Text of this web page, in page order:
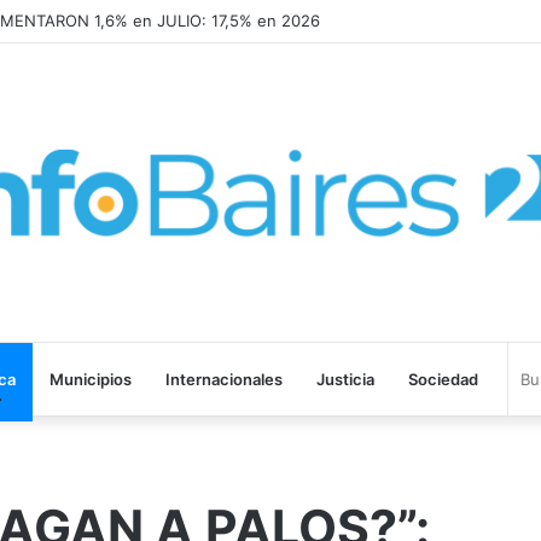
1,6% en JULIO: 17,5% en 2026
Municipios Internacionales Justicia Sociedad
A PALOS?”: